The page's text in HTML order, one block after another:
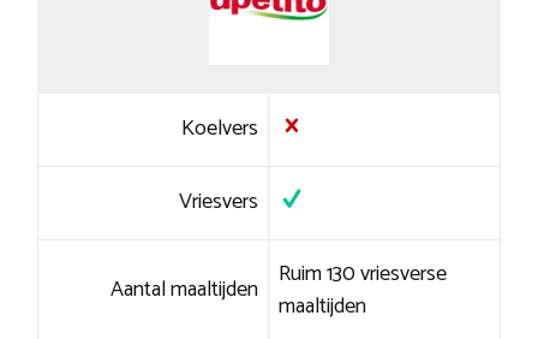
Koelvers
Vriesvers
Aantal maaltijden Ruim 130 vriesverse
maaltijden